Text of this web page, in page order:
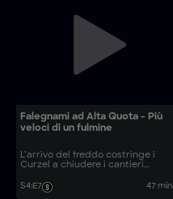
Falegnami ad Alta Quota - Più
veloci di un fulmine
L’arrivo del freddo costringe i
Curzel a chiudere i cantieri
S4:E7 47 min